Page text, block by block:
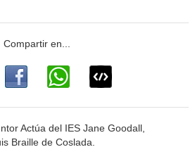
Actúa del IES Jane Goodall,
Braille de Coslada.